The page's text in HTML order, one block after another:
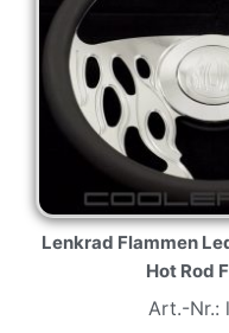
Lenkrad Flammen
Hot Rod
Art.-Nr.: